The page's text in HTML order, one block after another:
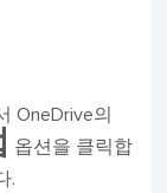
OneDrive의
옵션을 클릭합
.